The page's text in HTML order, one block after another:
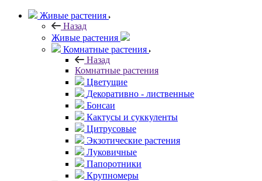
Живые растения
Назад
Живые растения
Комнатные растения
Назад
Комнатные растения
Цветущие
Декоративно - лиственные
Бонсаи
Кактусы и суккуленты
Цитрусовые
Экзотические растения
Луковичные
Папоротники
Крупномеры